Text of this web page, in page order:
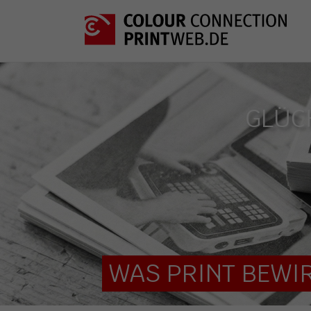
WAS PRINT